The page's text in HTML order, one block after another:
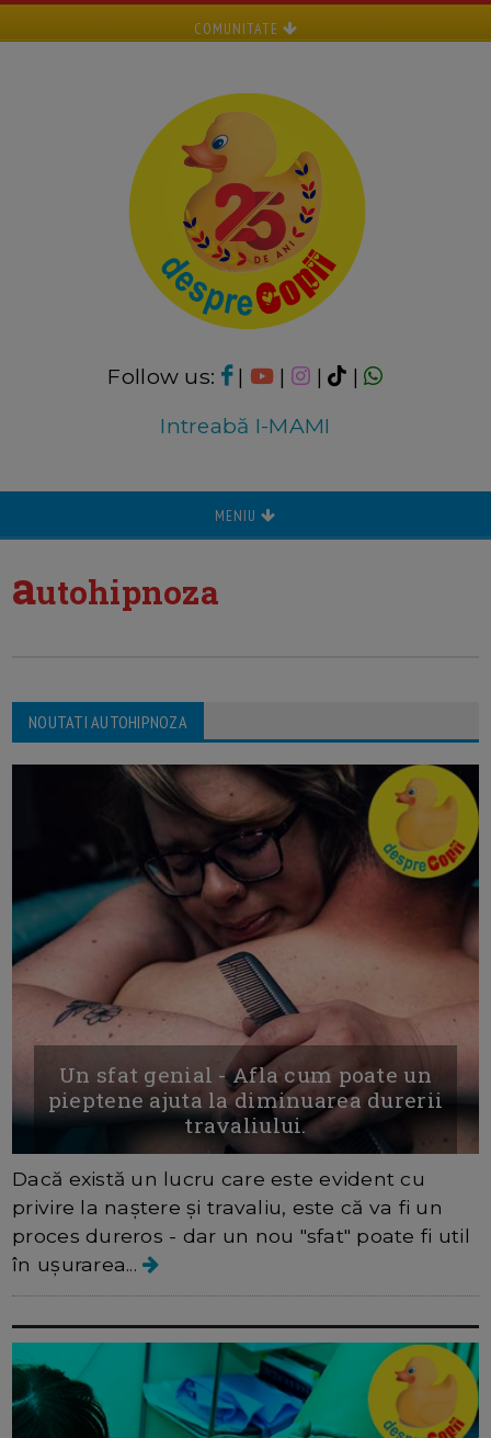
COMUNITATE
Follow us: | | |
|
Intreabă I-MAMI
MENIU
autohipnoza
NOUTATI AUTOHIPNOZA
Un sfat genial - Afla cum poate un
pieptene ajuta la diminuarea durerii
travaliului.
Dacă există un lucru care este evident cu
privire la naștere și travaliu, este că va fi un
proces dureros - dar un nou "sfat" poate fi util
în ușurarea...